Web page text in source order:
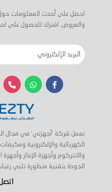
احصل على أحدث المعلومات حول
والعروض. اشترك للحصول على
تعمل شركة 'أجهزتي' في مجال
الكهربائية والإلكترونية
والانتركوم وأجهزة الإنذار
الجودة بتقنية متطورة تلبي